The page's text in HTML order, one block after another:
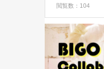
閲覧数：104